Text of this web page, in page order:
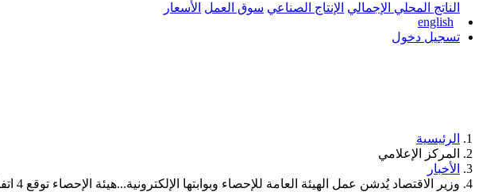
الناتج المحلي الإجمالي الإنتاج الصناعي سوق العمل الأسعار
english
تسجيل دخول
الرئيسية
المركز الإعلامي
الأخبار
وزير الاقتصاد يُدشن عمل الهيئة العامة للإحصاء وبوابتها الإلكترونية...هيئة الإحصاء توقع 4 اتفاقيات مع جهات حكومية وخاصة